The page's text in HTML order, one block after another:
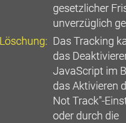
gesetzlicher
unverzüglich
Das Tracking
das
JavaScript im
das Aktivieren
Not Track"-
oder durch die